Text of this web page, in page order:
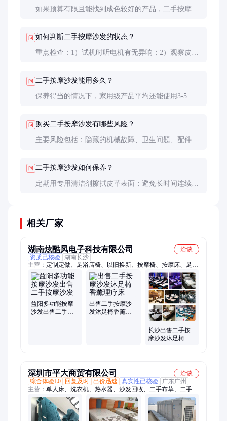
如果预算有限且能找到成色较好的产品，二手按摩沙
用寿命。
问 如何判断二手按摩沙发的状态？
重点检查：1）试机时听电机有无异响；2）观察皮革
问 二手按摩沙发能用多久？
保养得当的情况下，家用级产品平均还能使用3-5
问 购买二手按摩沙发有哪些风险？
主要风险包括：隐藏的机械故障、卫生问题、配件缺
问 二手按摩沙发如何保养？
定期用专用清洁剂擦拭皮革表面；避免长时间连续使
相关厂家
湖南炫酷风电子科技有限公司
洽谈
资质已核验 湖南长沙
主营： 定制定做、足浴店椅、以旧换新、按摩椅、按摩床、足疗
沙发、按摩沙发、布艺沙发、足浴沙发、洗脚沙发、自浴沙发、
二手沙发、足浴店沙发、洗脚店沙发、水疗床沙发、沐足沙发
椅、多功能沙发、沙发椅定制、足疗店沙发、沙发皮沙发、沙发
椅子床、按摩店沙发、足浴足疗、店椅子电动、沐足椅足疗
益阳多功能按摩
沙发出售二手按
出售二手按摩沙
发沐足椅香薰理
长沙出售二手按
摩沙发沐足椅泡
深圳市平大商贸有限公司
洽谈
综合体验L0
回复及时 出价迅速 真实性已核验
广东广州
主营： 单人床、洗衣机、热水器、沙发回收、二手布草、二手家
电、电视机、饮水机、铁架床、酒店床、床头柜、吧设备、咖啡
机、回收空调、电线拆除、家具回收、床垫回收、家电配件、仓
储设备、宾馆设备、布草空调、家具空调、废旧设备、包厢音